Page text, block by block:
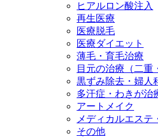
ヒアルロン酸注入
再生医療
医療脱毛
医療ダイエット
薄毛・育毛治療
目元の治療（二重
黒ずみ除去・婦人
多汗症・わきが治
アートメイク
メディカルエステ
その他